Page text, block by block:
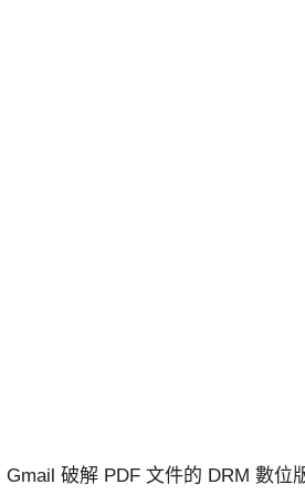
Gmail 破解 PDF 文件的 DRM 數位